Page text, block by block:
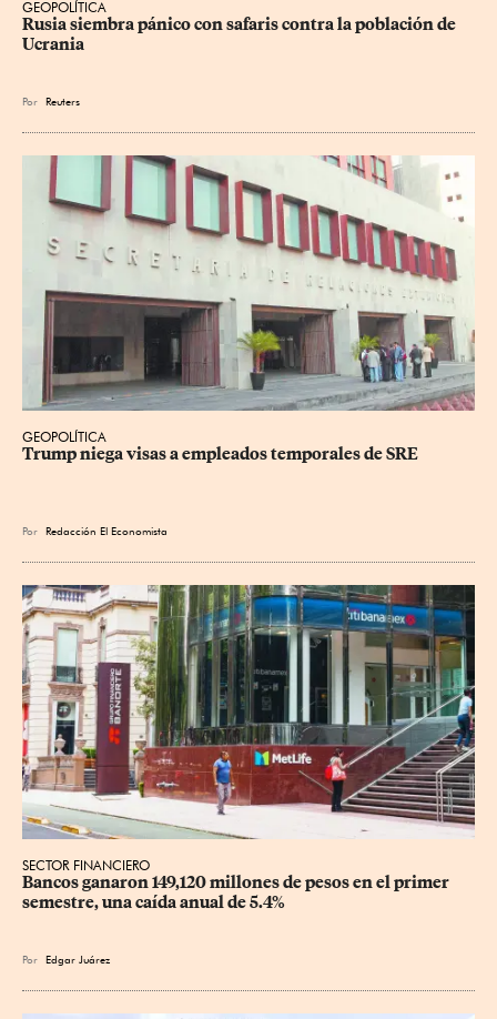
GEOPOLÍTICA
Rusia siembra pánico con safaris contra la población de
Ucrania
Por Reuters
GEOPOLÍTICA
Trump niega visas a empleados temporales de SRE
Por Redacción El Economista
SECTOR FINANCIERO
Bancos ganaron 149,120 millones de pesos en el primer
semestre, una caída anual de 5.4%
Por Edgar Juárez